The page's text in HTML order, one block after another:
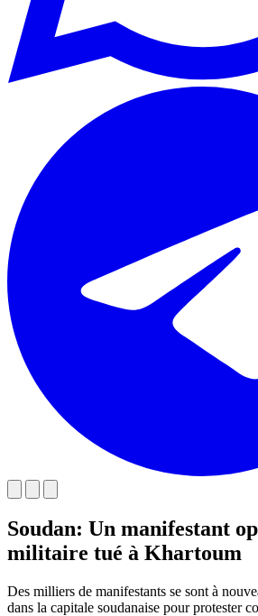
Soudan: Un manifestant
militaire tué à Khartoum
Des milliers de manifestants se sont à
dans la capitale soudanaise pour protester